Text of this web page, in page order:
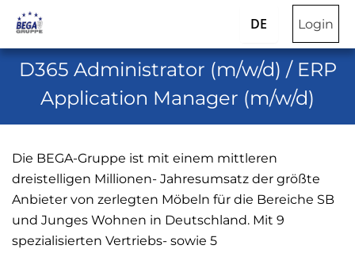
DE Login
D365 Administrator (m/w/d) / ERP
Application Manager (m/w/d)
Die BEGA-Gruppe ist mit einem mittleren
dreistelligen Millionen- Jahresumsatz der größte
Anbieter von zerlegten Möbeln für die Bereiche SB
und Junges Wohnen in Deutschland. Mit 9
spezialisierten Vertriebs- sowie 5